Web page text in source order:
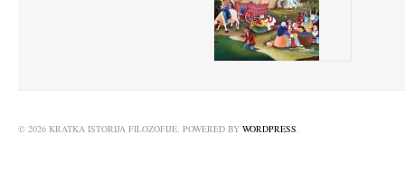
© 2026 KRATKA ISTORIJA FILOZOFIJE. POWERED BY WORDPRESS.